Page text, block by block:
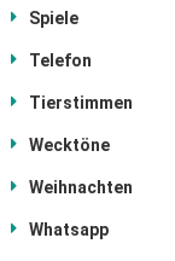
Spiele
Telefon
Tierstimmen
Wecktöne
Weihnachten
Whatsapp